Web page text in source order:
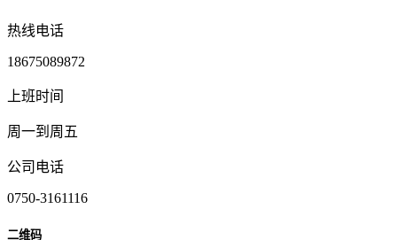
热线电话
18675089872
上班时间
周一到周五
公司电话
0750-3161116
二维码